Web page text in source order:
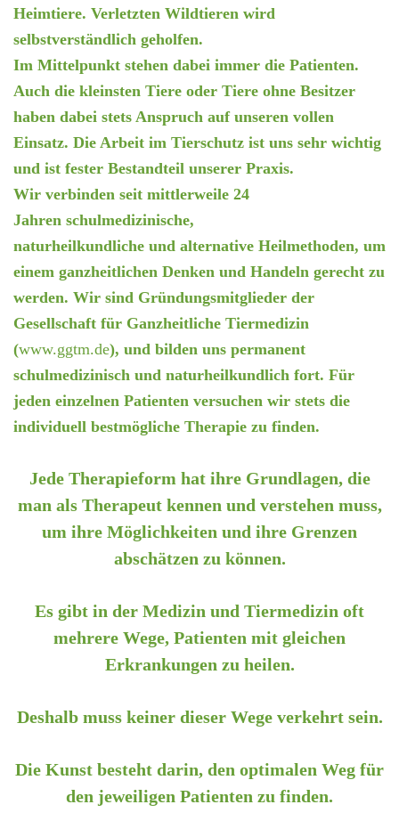
Heimtiere. Verletzten Wildtieren wird
selbstverständlich geholfen.
Im Mittelpunkt stehen dabei immer die Patienten.
Auch die kleinsten Tiere oder Tiere ohne Besitzer
haben dabei stets Anspruch auf unseren vollen
Einsatz. Die Arbeit im Tierschutz ist uns sehr wichtig
und ist fester Bestandteil unserer Praxis.
Wir verbinden seit mittlerweile 24
Jahren schulmedizinische,
naturheilkundliche und alternative Heilmethoden, um
einem ganzheitlichen Denken und Handeln gerecht zu
werden. Wir sind Gründungsmitglieder der
Gesellschaft für Ganzheitliche Tiermedizin
(www.ggtm.de), und bilden uns permanent
schulmedizinisch und naturheilkundlich fort. Für
jeden einzelnen Patienten versuchen wir stets die
individuell bestmögliche Therapie zu finden.
Jede Therapieform hat ihre Grundlagen, die
man als Therapeut kennen und verstehen muss,
um ihre Möglichkeiten und ihre Grenzen
abschätzen zu können.
Es gibt in der Medizin und Tiermedizin oft
mehrere Wege, Patienten mit gleichen
Erkrankungen zu heilen.
Deshalb muss keiner dieser Wege verkehrt sein.
Die Kunst besteht darin, den optimalen Weg für
den jeweiligen Patienten zu finden.